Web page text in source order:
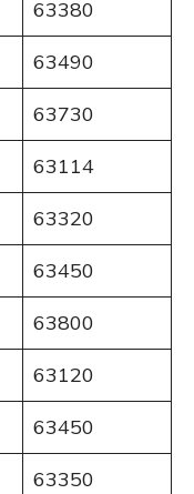
63380
63490
63730
63114
63320
63450
63800
63120
63450
63350